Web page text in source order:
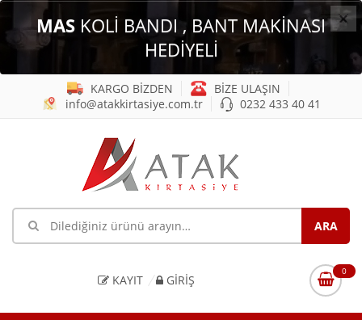
×
MAS KOLİ BANDI , BANT MAKİNASI
HEDİYELİ
KARGO BİZDEN
BİZE ULAŞIN
info@atakkirtasiye.com.tr
0232 433 40 41
KAYIT GIRIŞ
0